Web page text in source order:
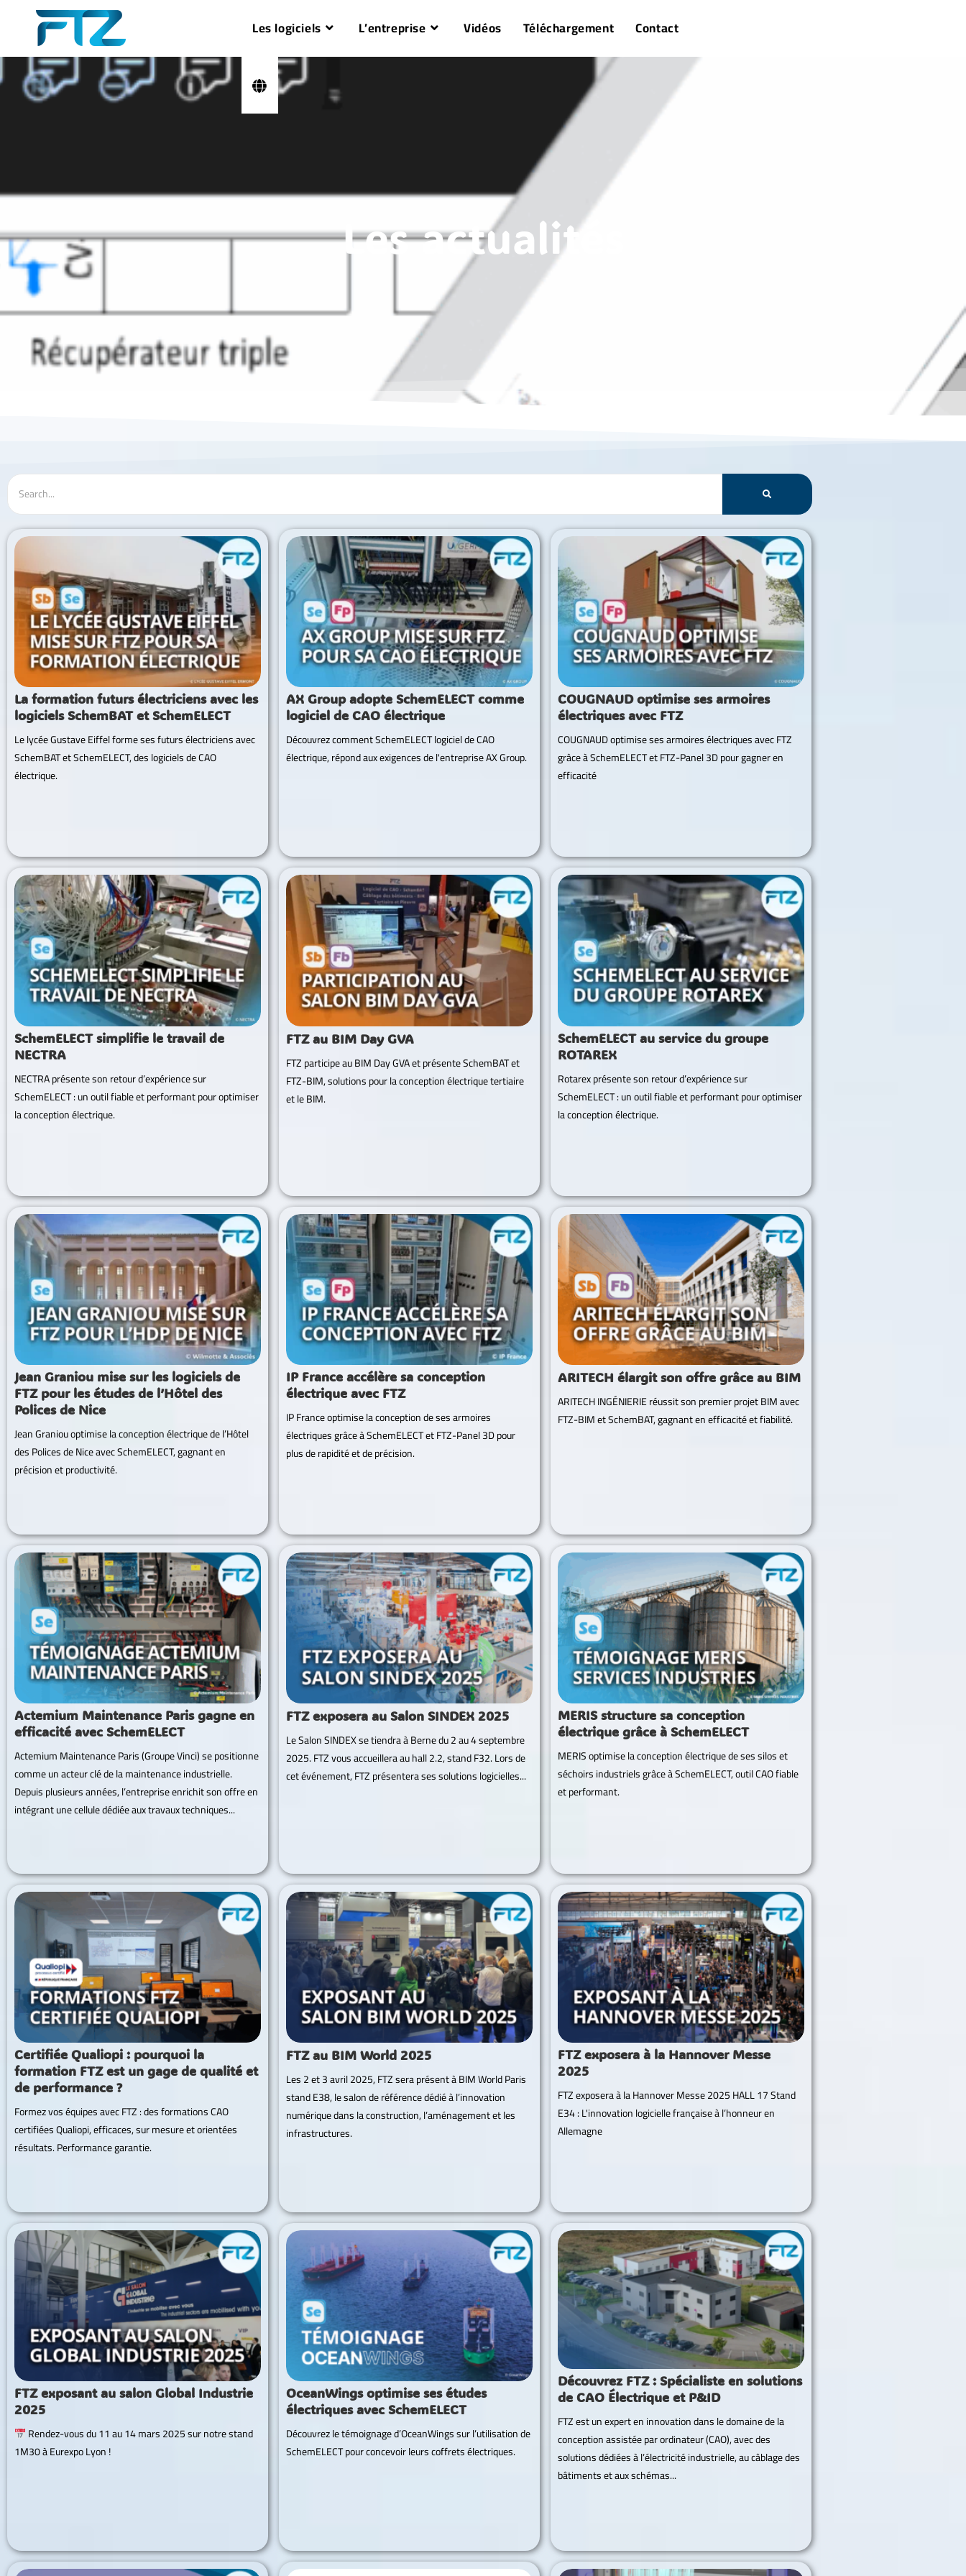
Les logiciels L’entreprise Vidéos Téléchargement Contact
Les actualités
La formation futurs électriciens avec les
logiciels SchemBAT et SchemELECT
Le lycée Gustave Eiffel forme ses futurs électriciens avec
SchemBAT et SchemELECT, des logiciels de CAO
électrique.
AX Group adopte SchemELECT comme
logiciel de CAO électrique
Découvrez comment SchemELECT logiciel de CAO
électrique, répond aux exigences de l'entreprise AX Group.
COUGNAUD optimise ses armoires
électriques avec FTZ
COUGNAUD optimise ses armoires électriques avec FTZ
grâce à SchemELECT et FTZ-Panel 3D pour gagner en
efficacité
SchemELECT simplifie le travail de
NECTRA
NECTRA présente son retour d’expérience sur
SchemELECT : un outil fiable et performant pour optimiser
la conception électrique.
FTZ au BIM Day GVA
FTZ participe au BIM Day GVA et présente SchemBAT et
FTZ-BIM, solutions pour la conception électrique tertiaire
et le BIM.
SchemELECT au service du groupe
ROTAREX
Rotarex présente son retour d’expérience sur
SchemELECT : un outil fiable et performant pour optimiser
la conception électrique.
Jean Graniou mise sur les logiciels de
FTZ pour les études de l’Hôtel des
Polices de Nice
Jean Graniou optimise la conception électrique de l’Hôtel
des Polices de Nice avec SchemELECT, gagnant en
précision et productivité.
IP France accélère sa conception
électrique avec FTZ
IP France optimise la conception de ses armoires
électriques grâce à SchemELECT et FTZ-Panel 3D pour
plus de rapidité et de précision.
ARITECH élargit son offre grâce au BIM
ARITECH INGÉNIERIE réussit son premier projet BIM avec
FTZ-BIM et SchemBAT, gagnant en efficacité et fiabilité.
Actemium Maintenance Paris gagne en
efficacité avec SchemELECT
Actemium Maintenance Paris (Groupe Vinci) se positionne
comme un acteur clé de la maintenance industrielle.
Depuis plusieurs années, l’entreprise enrichit son offre en
intégrant une cellule dédiée aux travaux techniques...
FTZ exposera au Salon SINDEX 2025
Le Salon SINDEX se tiendra à Berne du 2 au 4 septembre
2025. FTZ vous accueillera au hall 2.2, stand F32. Lors de
cet événement, FTZ présentera ses solutions logicielles...
MERIS structure sa conception
électrique grâce à SchemELECT
MERIS optimise la conception électrique de ses silos et
séchoirs industriels grâce à SchemELECT, outil CAO fiable
et performant.
Certifiée Qualiopi : pourquoi la
formation FTZ est un gage de qualité et
de performance ?
Formez vos équipes avec FTZ : des formations CAO
certifiées Qualiopi, efficaces, sur mesure et orientées
résultats. Performance garantie.
FTZ au BIM World 2025
Les 2 et 3 avril 2025, FTZ sera présent à BIM World Paris
stand E38, le salon de référence dédié à l’innovation
numérique dans la construction, l’aménagement et les
infrastructures.
FTZ exposera à la Hannover Messe
2025
FTZ exposera à la Hannover Messe 2025 HALL 17 Stand
E34 : L'innovation logicielle française à l’honneur en
Allemagne
FTZ exposant au salon Global Industrie
2025
Rendez-vous du 11 au 14 mars 2025 sur notre stand
1M30 à Eurexpo Lyon !
OceanWings optimise ses études
électriques avec SchemELECT
Découvrez le témoignage d’OceanWings sur l’utilisation de
SchemELECT pour concevoir leurs coffrets électriques.
Découvrez FTZ : Spécialiste en solutions
de CAO Électrique et P&ID
FTZ est un expert en innovation dans le domaine de la
conception assistée par ordinateur (CAO), avec des
solutions dédiées à l’électricité industrielle, au câblage des
bâtiments et aux schémas...